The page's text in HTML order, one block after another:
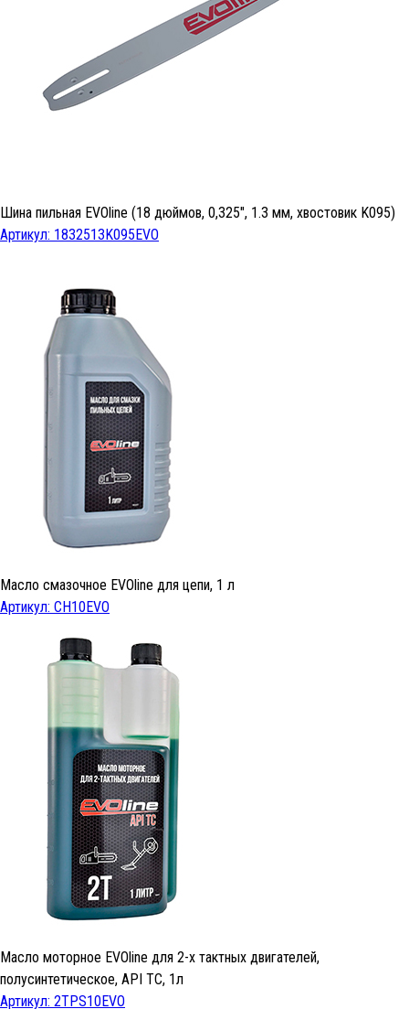
Шина пильная EVOline (18 дюймов, 0,325", 1.3 мм, хвостовик K095)
Артикул: 1832513K095EVO
Масло смазочное EVOline для цепи, 1 л
Артикул: CH10EVO
Масло моторное EVOline для 2-х тактных двигателей,
полусинтетическое, API TC, 1л
Артикул: 2TPS10EVO